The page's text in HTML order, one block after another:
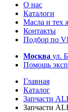
О нас
Каталоги
Масла и тех
Контакты
Подбор по
Москва ул.
Помощь
Главная
Каталог
Запчасти
Запчасти